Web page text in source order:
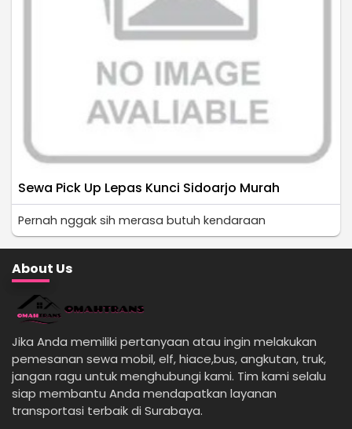
Sewa Pick Up Lepas Kunci Sidoarjo Murah
Pernah nggak sih merasa butuh kendaraan
About Us
Jika Anda memiliki pertanyaan atau ingin melakukan
pemesanan sewa mobil, elf, hiace,bus, angkutan, truk,
jangan ragu untuk menghubungi kami. Tim kami selalu
siap membantu Anda mendapatkan layanan
transportasi terbaik di Surabaya.